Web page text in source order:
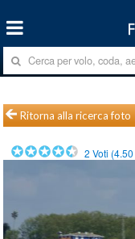
Ritorna alla ricerca foto
2 Voti (4.50